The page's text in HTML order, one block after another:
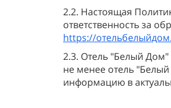
2.2. Настоящая
ответственность за
https://
2.3. Отель "Белый Дом"
не менее отель
информацию в